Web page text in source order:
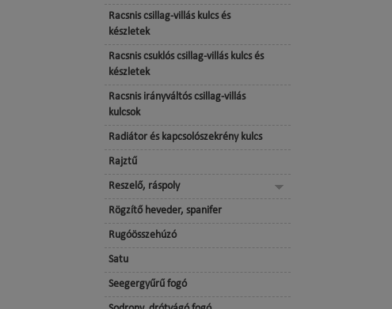
Racsnis csillag-villás kulcs és
készletek
Racsnis csuklós csillag-villás kulcs és
készletek
Racsnis irányváltós csillag-villás
kulcsok
Radiátor és kapcsolószekrény kulcs
Rajztű
Reszelő, ráspoly
Rögzítő heveder, spanifer
Rugóösszehúzó
Satu
Seegergyűrű fogó